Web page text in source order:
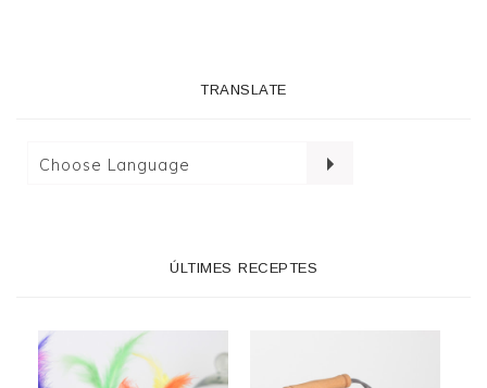
TRANSLATE
ÚLTIMES RECEPTES